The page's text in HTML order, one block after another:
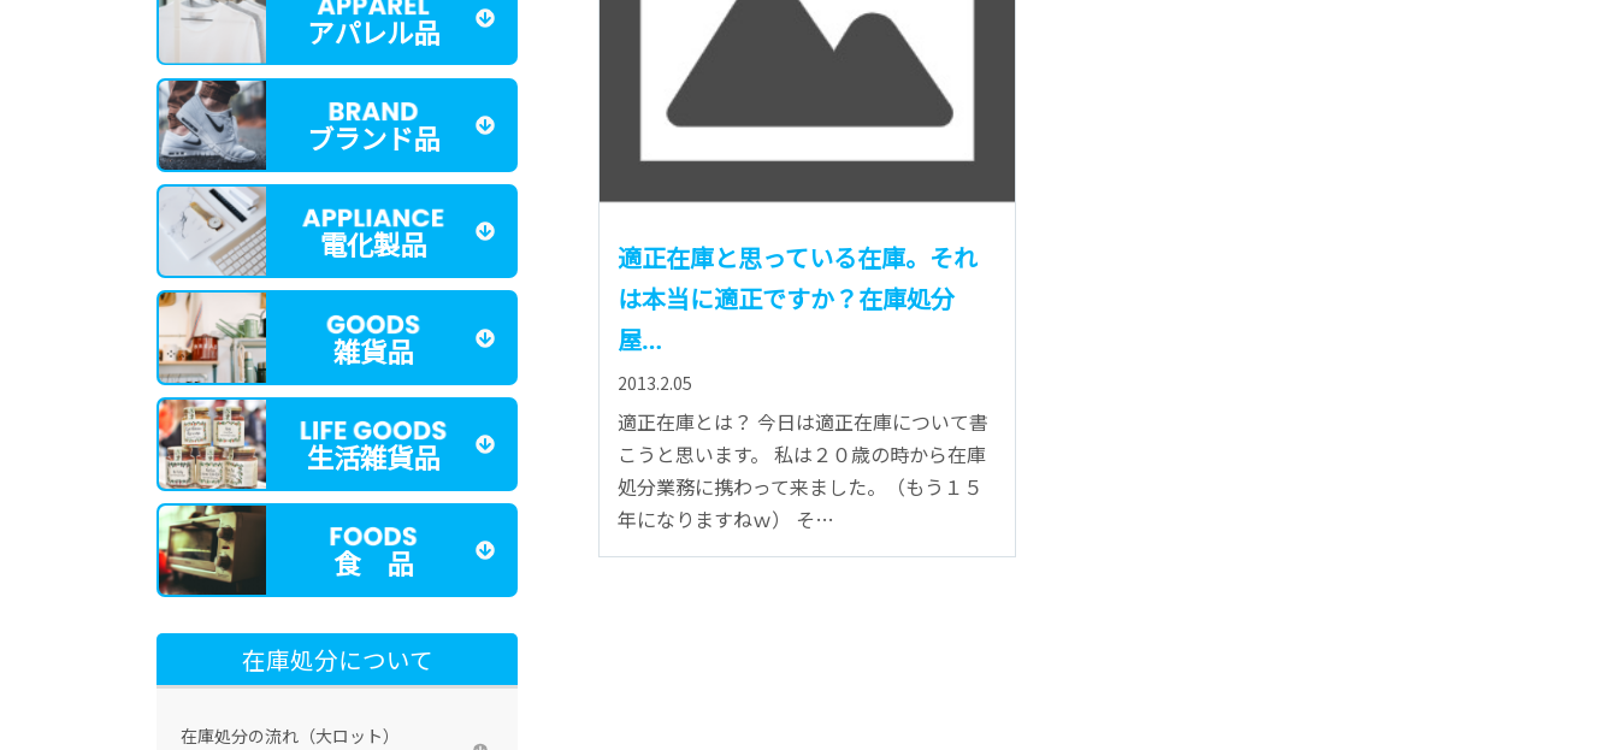
適正在庫と思っている在庫。それ
は本当に適正ですか？在庫処分
屋…
2013.2.05
適正在庫とは？ 今日は適正在庫について書
こうと思います。 私は２０歳の時から在庫
処分業務に携わって来ました。（もう１５
年になりますねｗ） そ…
アパレル品
ブランド品
電化製品
雑貨品
生活雑貨品
食 品
在庫処分について
在庫処分の流れ（大ロット）